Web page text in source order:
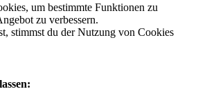
um bestimmte Funktionen zu
zu verbessern.
stimmst du der Nutzung von Cookies